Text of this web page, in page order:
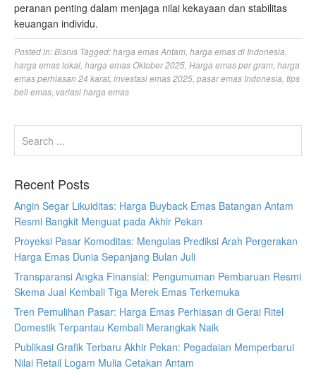
peranan penting dalam menjaga nilai kekayaan dan stabilitas
keuangan individu.
Posted in:Bisnis Tagged:harga emas Antam harga emas di Indonesia
harga emas lokal harga emas Oktober 2025 Harga emas per gram harga
emas perhiasan 24 karat, investasi emas 2025 pasar emas Indonesia tips
beli emas variasi harga emas
Recent Posts
Angin Segar Likuiditas: Harga Buyback Emas Batangan Antam
Resmi Bangkit Menguat pada Akhir Pekan
Proyeksi Pasar Komoditas: Mengulas Prediksi Arah Pergerakan
Harga Emas Dunia Sepanjang Bulan Juli
Transparansi Angka Finansial: Pengumuman Pembaruan Resmi
Skema Jual Kembali Tiga Merek Emas Terkemuka
Tren Pemulihan Pasar: Harga Emas Perhiasan di Gerai Ritel
Domestik Terpantau Kembali Merangkak Naik
Publikasi Grafik Terbaru Akhir Pekan: Pegadaian Memperbarui
Nilai Retail Logam Mulia Cetakan Antam